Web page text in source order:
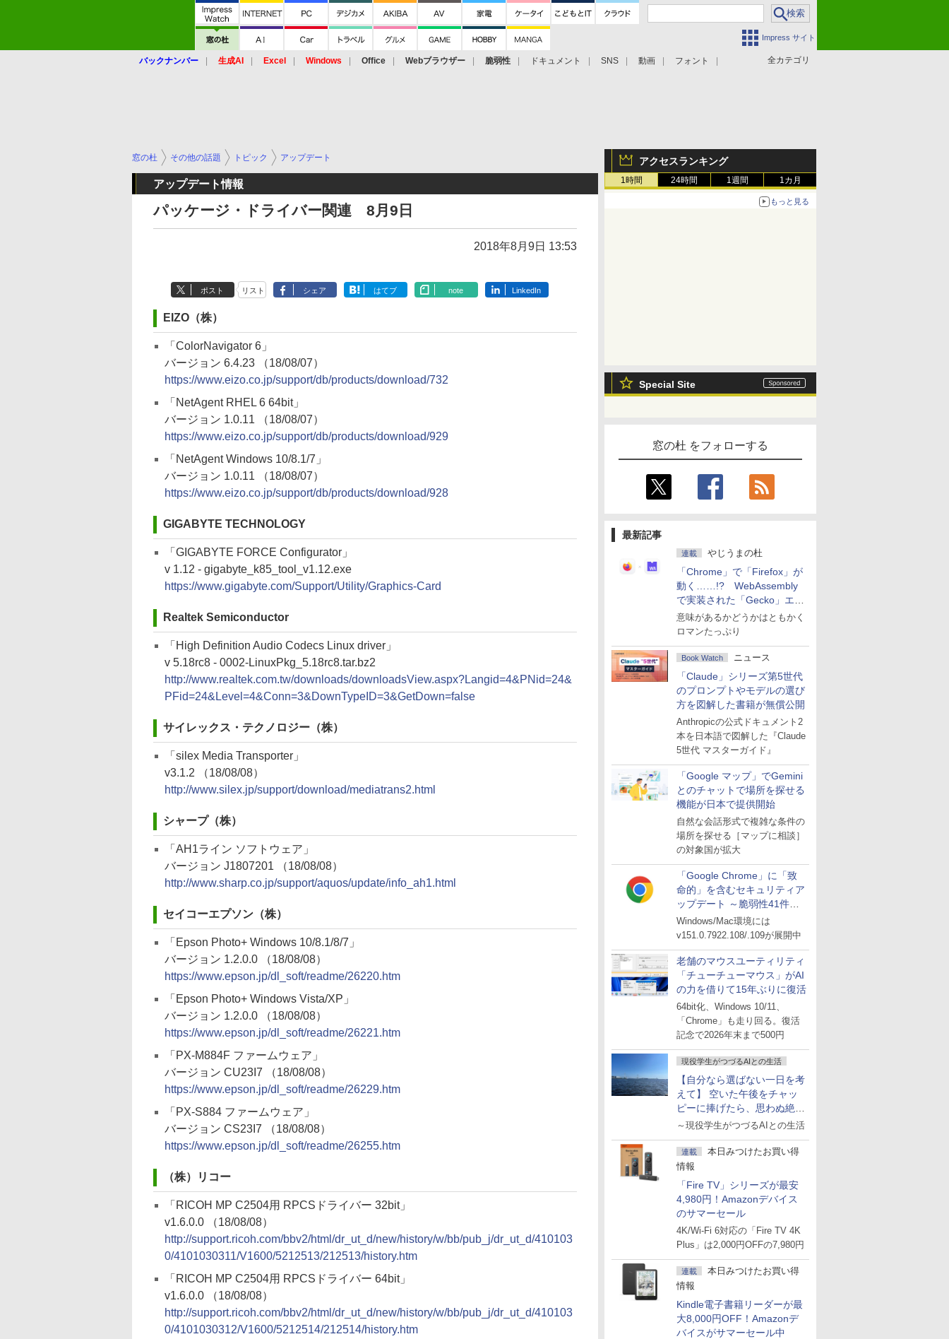
Impress サイト
全カテゴリ
バックナンバー 生成AI Excel Windows Office Webブラウザー 脆弱性 ドキュメント SNS 動画 フォント
アクセスランキング
1時間 24時間 1週間 1カ月
もっと見る
Special Site
窓の杜 をフォローする
最新記事
連載 やじうまの杜
「Chrome」で「Firefox」が
動く……!? WebAssembly
で実装された「Gecko」エン
ジン
意味があるかどうかはともかく
ロマンたっぷり
Book Watch ニュース
「Claude」シリーズ第5世代
のプロンプトやモデルの選び
方を図解した書籍が無償公開
Anthropicの公式ドキュメント2
本を日本語で図解した『Claude
5世代 マスターガイド』
「Google マップ」でGemini
とのチャットで場所を探せる
機能が日本で提供開始
自然な会話形式で複雑な条件の
場所を探せる［マップに相談］
の対象国が拡大
「Google Chrome」に「致
命的」を含むセキュリティア
ップデート ～脆弱性41件に
対処
Windows/Mac環境には
v151.0.7922.108/.109が展開中
老舗のマウスユーティリティ
「チューチューマウス」がAI
の力を借りて15年ぶりに復活
64bit化、Windows 10/11、
「Chrome」も走り回る。復活
記念で2026年末まで500円
現役学生がつづるAIとの生活
【自分なら選ばない一日を考
えて】 空いた午後をチャッ
ピーに捧げたら、思わぬ絶景
に出会った話
～現役学生がつづるAIとの生活
連載
本日みつけたお買い得
情報
「Fire TV」シリーズが最安
4,980円！Amazonデバイス
のサマーセール
4K/Wi-Fi 6対応の「Fire TV 4K
Plus」は2,000円OFFの7,980円
連載
本日みつけたお買い得
情報
Kindle電子書籍リーダーが最
大8,000円OFF！Amazonデ
バイスがサマーセール中
窓の杜 その他の話題 トピック アップデート
アップデート情報
パッケージ・ドライバー関連 8月9日
2018年8月9日 13:53
ポスト リスト シェア はてブ note LinkedIn
EIZO（株）
「ColorNavigator 6」
バージョン 6.4.23 （18/08/07）
https://www.eizo.co.jp/support/db/products/download/732
「NetAgent RHEL 6 64bit」
バージョン 1.0.11 （18/08/07）
https://www.eizo.co.jp/support/db/products/download/929
「NetAgent Windows 10/8.1/7」
バージョン 1.0.11 （18/08/07）
https://www.eizo.co.jp/support/db/products/download/928
GIGABYTE TECHNOLOGY
「GIGABYTE FORCE Configurator」
v 1.12 - gigabyte_k85_tool_v1.12.exe
https://www.gigabyte.com/Support/Utility/Graphics-Card
Realtek Semiconductor
「High Definition Audio Codecs Linux driver」
v 5.18rc8 - 0002-LinuxPkg_5.18rc8.tar.bz2
http://www.realtek.com.tw/downloads/downloadsView.aspx?Langid=4&PNid=24&
PFid=24&Level=4&Conn=3&DownTypeID=3&GetDown=false
サイレックス・テクノロジー（株）
「silex Media Transporter」
v3.1.2 （18/08/08）
http://www.silex.jp/support/download/mediatrans2.html
シャープ（株）
「AH1ライン ソフトウェア」
バージョン J1807201 （18/08/08）
http://www.sharp.co.jp/support/aquos/update/info_ah1.html
セイコーエプソン（株）
「Epson Photo+ Windows 10/8.1/8/7」
バージョン 1.2.0.0 （18/08/08）
https://www.epson.jp/dl_soft/readme/26220.htm
「Epson Photo+ Windows Vista/XP」
バージョン 1.2.0.0 （18/08/08）
https://www.epson.jp/dl_soft/readme/26221.htm
「PX-M884F ファームウェア」
バージョン CU23I7 （18/08/08）
https://www.epson.jp/dl_soft/readme/26229.htm
「PX-S884 ファームウェア」
バージョン CS23I7 （18/08/08）
https://www.epson.jp/dl_soft/readme/26255.htm
（株）リコー
「RICOH MP C2504用 RPCSドライバー 32bit」
v1.6.0.0 （18/08/08）
http://support.ricoh.com/bbv2/html/dr_ut_d/new/history/w/bb/pub_j/dr_ut_d/410103
0/4101030311/V1600/5212513/212513/history.htm
「RICOH MP C2504用 RPCSドライバー 64bit」
v1.6.0.0 （18/08/08）
http://support.ricoh.com/bbv2/html/dr_ut_d/new/history/w/bb/pub_j/dr_ut_d/410103
0/4101030312/V1600/5212514/212514/history.htm